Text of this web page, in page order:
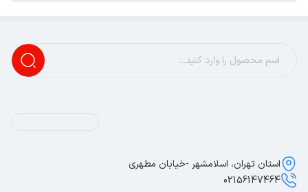
استان تهران، اسلامشهر -خیابان مطهری
02156147464